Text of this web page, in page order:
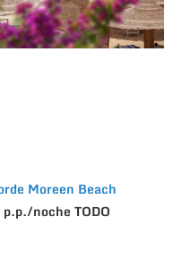
Moreen Beach
noche TODO